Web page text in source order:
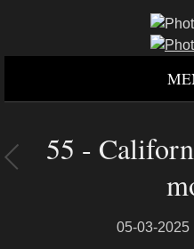
55 -
05-03-2025